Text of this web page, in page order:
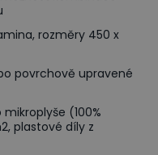
rozměry 450 x
povrchově upravené
(100%
plastové díly z